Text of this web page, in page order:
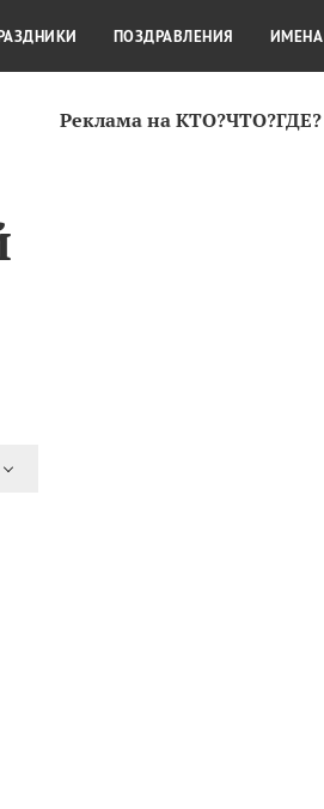
Реклама на КТО?ЧТО?ГДЕ?
КРАСОТА
ПОЗДРАВЛЕНИЯ ИМЕНА